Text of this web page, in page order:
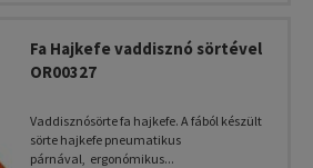
Fa Hajkefe vaddisznó sörtével
OR00327
Vaddisznósörte fa hajkefe. A fából készült
sörte hajkefe pneumatikus
párnával, ergonómikus...